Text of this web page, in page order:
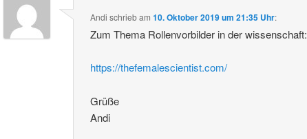
Andi schriebam10. Oktober 2019 um 21:35 Uhr:
Zum Thema Rollenvorbilder in der wissenschaft:
https://thefemalescientist.com/
Grüße
Andi